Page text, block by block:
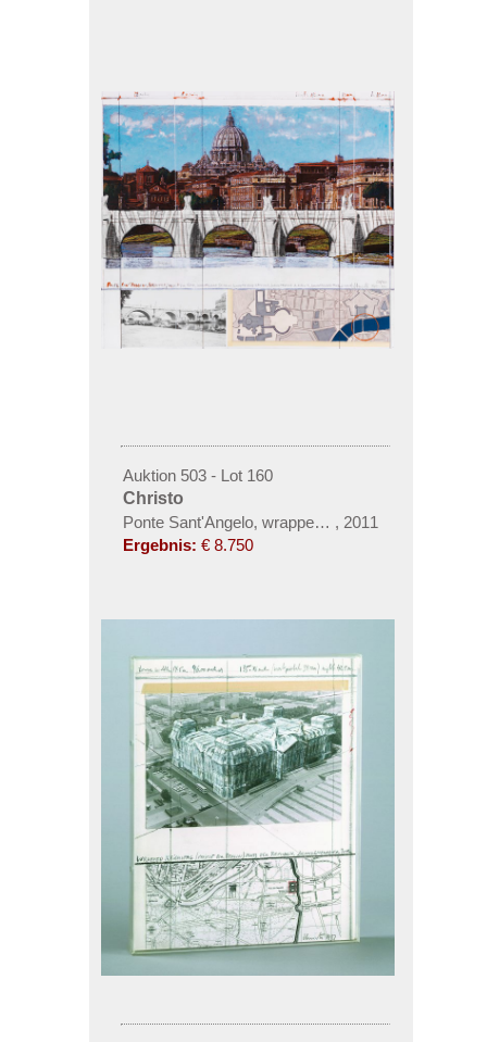
Auktion 503 - Lot 160
Christo
Ponte Sant'Angelo, wrapped / Project for Rome
, 2011
Ergebnis: € 8.750